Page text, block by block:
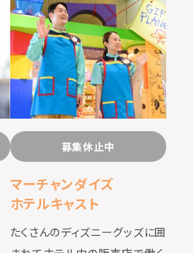
募集休止中
マーチャンダイズ
ホテルキャスト
たくさんのディズニーグッズに囲